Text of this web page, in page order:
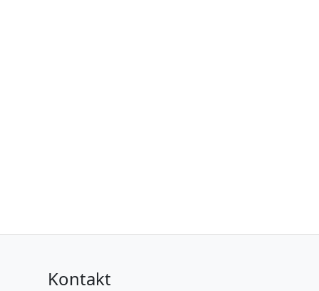
Kontakt